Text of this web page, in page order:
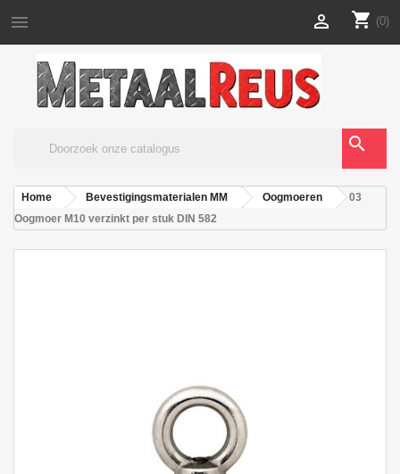
 shopping_cart (0)

search
Home Bevestigingsmaterialen MM Oogmoeren
03
Oogmoer M10 verzinkt per stuk DIN 582